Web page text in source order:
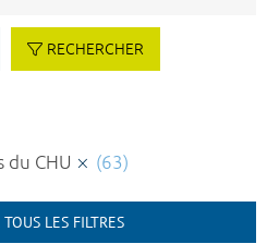
RECHERCHER
du CHU (63)
TOUS LES FILTRES